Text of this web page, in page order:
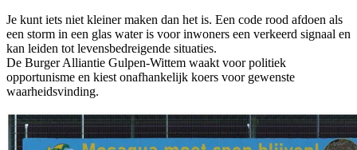
Je kunt iets niet kleiner maken dan het is. Een code rood afdoen als
een storm in een glas water is voor inwoners een verkeerd signaal en
kan leiden tot levensbedreigende situaties.
De Burger Alliantie Gulpen-Wittem waakt voor politiek
opportunisme en kiest onafhankelijk koers voor gewenste
waarheidsvinding.